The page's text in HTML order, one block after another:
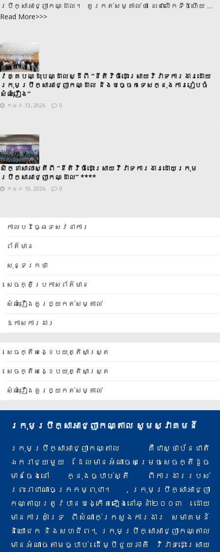
ប្រឹក្សាអាជ្ញាកណ្ដាល។ ​ គួរកត់សម្គាល់ថា នេះជាលើកទី៥ហើយ …
Read More>>>
វគ្គបណ្ដុះបណ្ដាលស្ដីពី “នីតិវិធីដោះស្រាយវិវាទការងារដោយ
ក្រុមប្រឹក្សាអាជ្ញាកណ្ដាល និងបច្ចេកទេសក្នុងការរៀបចំ
សំណុំរឿង”
កុម្ភៈ 13, 2026 0
សិក្ខាសាលាស្តីពី “នីតិវិធីដោះស្រាយវិវាទការងារដោយក្រុម
ប្រឹក្សាអាជ្ញាកណ្ដាល” ****
កុម្ភៈ 10, 2026 0
កាលបរិច្ឆេទសវនាការ
ព័ត៌មាន
សុន្ទរកថា
សេចក្តីប្រកាសព័ត៌មាន
សំណុំរឿងគួរឲ្យកត់សម្គាល់
ឱកាសការងារ
សេចក្តីសង្ខេបយុត្តិសាស្ត្រ
សេចក្តីសង្ខេបយុត្តិសាស្ត្រ
សំណុំរឿងគួរឲ្យកត់សម្គាល់
ក្រុមប្រឹក្សាអាជ្ញាកណ្តាល សូមស្វាគមន៍
ក្រុមប្រឹក្សាអាជ្ញាកណ្តាល គឺជាស្ថាប័នជាតិ
ឯករាជ្យមួយ ដែលមានអំណាចសម្រេចសេចក្តីដូច
មានចែងនៅ ក្នុងច្បាប់ស្តី ពីការងារ​របស់
ព្រះរាជាណាចក្រកម្ពុជា។ ក្រុមប្រឹក្សាអាជ្ញា
កណ្តាលត្រូវបានបង្កើតឡើងនៅឆ្នាំ២០០៣ ដោយ
មានការគាំទ្រ ពីសំណាក់​ក្រសួងការងារ សមាគមន៍
និយោជក និងសហជីព។ ក្រុមប្រឹក្សាអាជ្ញាកណ្តាល
មានអំណាចតាមច្បាប់ ដើម្បីជួយភាគី វិវាទ​ដោះស្រាយ